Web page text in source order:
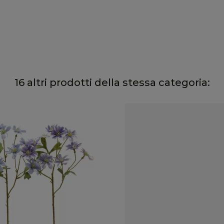
16 altri prodotti della stessa categoria: